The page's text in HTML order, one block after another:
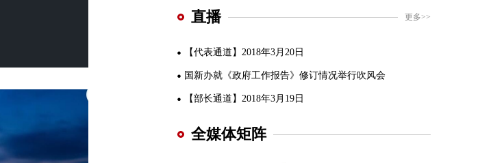
直播 更多>>
【代表通道】2018年3月20日
国新办就《政府工作报告》修订情况举行吹风会
【部长通道】2018年3月19日
全媒体矩阵